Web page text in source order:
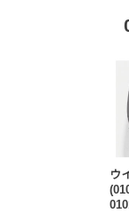
ウ